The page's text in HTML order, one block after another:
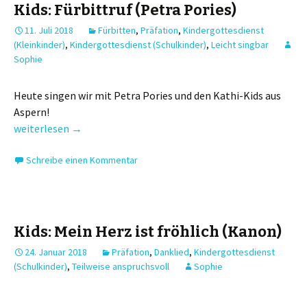
Kids: Fürbittruf (Petra Pories)
11. Juli 2018 Fürbitten, Präfation, Kindergottesdienst
(Kleinkinder), Kindergottesdienst (Schulkinder), Leicht singbar
Sophie
Heute singen wir mit Petra Pories und den Kathi-Kids aus
Aspern!
Kids: Fürbittruf (Petra Pories)
weiterlesen →
Schreibe einen Kommentar
Kids: Mein Herz ist fröhlich (Kanon)
24. Januar 2018 Präfation, Danklied, Kindergottesdienst
(Schulkinder), Teilweise anspruchsvoll Sophie